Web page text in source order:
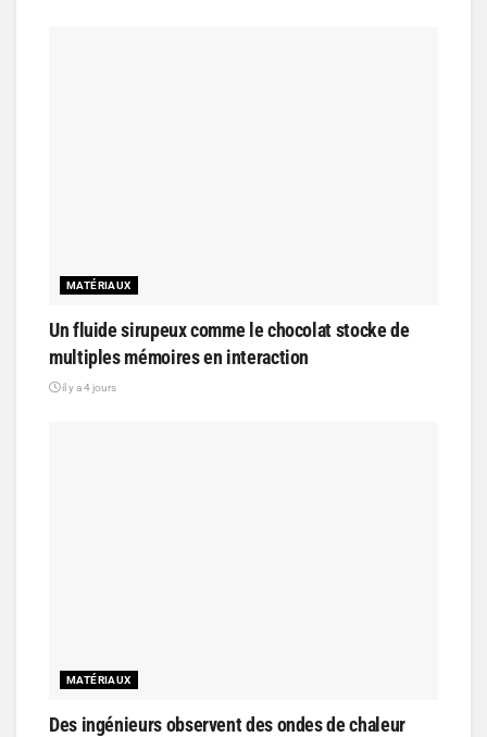
MATÉRIAUX
Un fluide sirupeux comme le chocolat stocke de
multiples mémoires en interaction
il y a 4 jours
MATÉRIAUX
Des ingénieurs observent des ondes de chaleur